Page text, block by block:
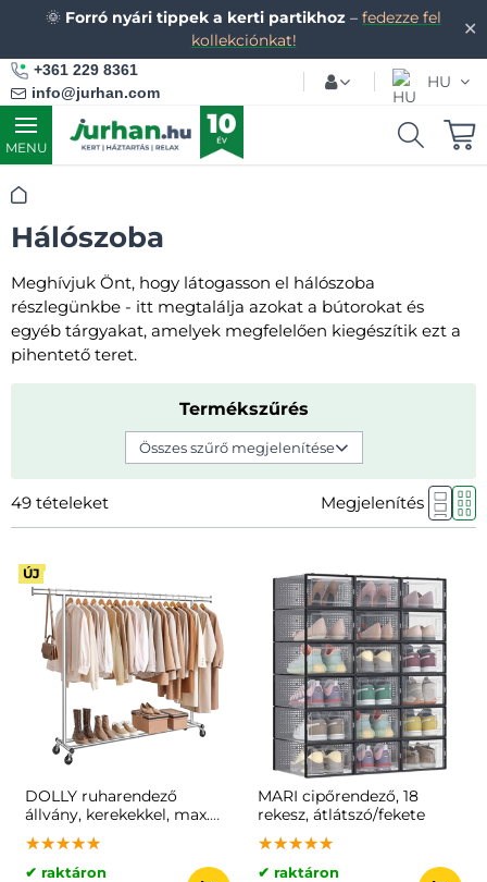
✕
🌞 Forró nyári tippek a kerti partikhoz – fedezze fel
kollekciónkat!
+361 229 8361
info@jurhan.com
HU
MENU
Kezdőlap
Hálószoba
Meghívjuk Önt, hogy látogasson el hálószoba
részlegünkbe - itt megtalálja azokat a bútorokat és
egyéb tárgyakat, amelyek megfelelően kiegészítik ezt a
pihentető teret.
Termékszűrés
Összes szűrő megjelenítése
49 tételeket Megjelenítés
ÚJ
DOLLY ruharendező
állvány, kerekekkel, max.
150 kg, 45x160-
200x161,5cm, ezüst
★★★★★
★★★★★
★★★★★
✔ raktáron
MARI cipőrendező, 18
rekesz, átlátszó/fekete
★★★★★
★★★★★
★★★★★
✔ raktáron